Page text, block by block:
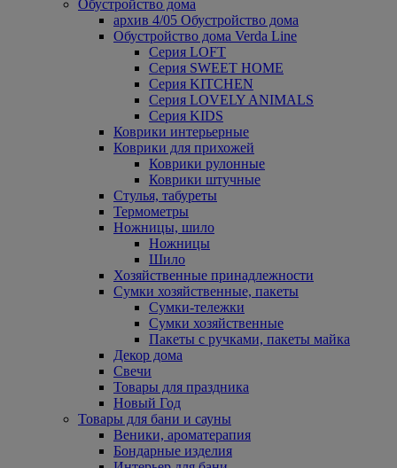
Обустройство дома
архив 4/05 Обустройство дома
Обустройство дома Verda Line
Серия LOFT
Серия SWEET HOME
Серия KITCHEN
Серия LOVELY ANIMALS
Серия KIDS
Коврики интерьерные
Коврики для прихожей
Коврики рулонные
Коврики штучные
Стулья, табуреты
Термометры
Ножницы, шило
Ножницы
Шило
Хозяйственные принадлежности
Сумки хозяйственные, пакеты
Сумки-тележки
Сумки хозяйственные
Пакеты с ручками, пакеты майка
Декор дома
Свечи
Товары для праздника
Новый Год
Товары для бани и сауны
Веники, ароматерапия
Бондарные изделия